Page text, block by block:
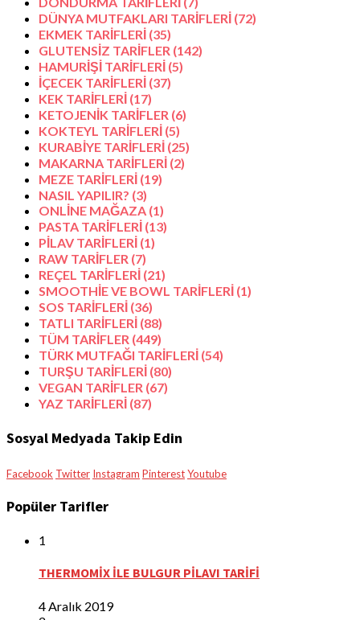
DÜNYA MUTFAKLARI TARİFLERİ (72)
EKMEK TARİFLERİ (35)
GLUTENSİZ TARİFLER (142)
HAMURİŞİ TARİFLERİ (5)
İÇECEK TARİFLERİ (37)
KEK TARİFLERİ (17)
KETOJENİK TARİFLER (6)
KOKTEYL TARİFLERİ (5)
KURABİYE TARİFLERİ (25)
MAKARNA TARİFLERİ (2)
MEZE TARİFLERİ (19)
NASIL YAPILIR? (3)
ONLİNE MAĞAZA (1)
PASTA TARİFLERİ (13)
PİLAV TARİFLERİ (1)
RAW TARİFLER (7)
REÇEL TARİFLERİ (21)
SMOOTHİE VE BOWL TARİFLERİ (1)
SOS TARİFLERİ (36)
TATLI TARİFLERİ (88)
TÜM TARİFLER (449)
TÜRK MUTFAĞI TARİFLERİ (54)
TURŞU TARİFLERİ (80)
VEGAN TARİFLER (67)
YAZ TARİFLERİ (87)
Sosyal Medyada Takip Edin
Facebook Twitter Instagram PinterestYoutube
Popüler Tarifler
1
THERMOMİX İLE BULGUR PİLAVI TARİFİ
4 Aralık 2019